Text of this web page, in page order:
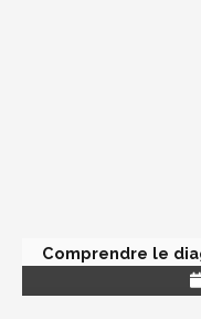
Comprendre le